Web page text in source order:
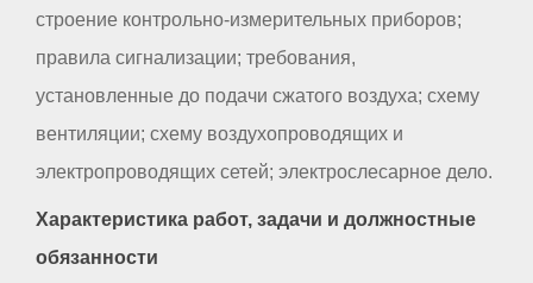
строение контрольно-измерительных приборов;
правила сигнализации; требования,
установленные до подачи сжатого воздуха; схему
вентиляции; схему воздухопроводящих и
электропроводящих сетей; электрослесарное дело.
Характеристика работ, задачи и должностные
обязанности